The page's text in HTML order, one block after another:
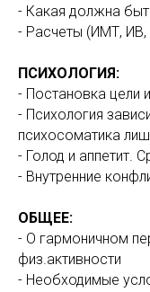
- Какая должна
- Расчеты (ИМТ,
ПСИХОЛОГИЯ:
- Постановка цели
- Психология
психосоматика
- Голод и аппетит.
- Внутренние
ОБЩЕЕ:
- О гармоничном
физ.активности
- Необходимые